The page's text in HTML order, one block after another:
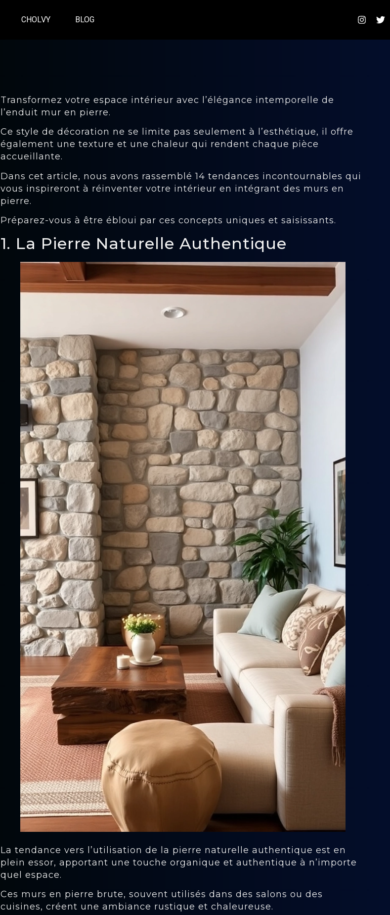
CHOLVY BLOG
Transformez votre espace intérieur avec l’élégance intemporelle de
l’enduit mur en pierre.
Ce style de décoration ne se limite pas seulement à l’esthétique, il offre
également une texture et une chaleur qui rendent chaque pièce
accueillante.
Dans cet article, nous avons rassemblé 14 tendances incontournables qui
vous inspireront à réinventer votre intérieur en intégrant des murs en
pierre.
Préparez-vous à être ébloui par ces concepts uniques et saisissants.
1. La Pierre Naturelle Authentique
La tendance vers l’utilisation de la pierre naturelle authentique est en
plein essor, apportant une touche organique et authentique à n’importe
quel espace.
Ces murs en pierre brute, souvent utilisés dans des salons ou des
cuisines, créent une ambiance rustique et chaleureuse.